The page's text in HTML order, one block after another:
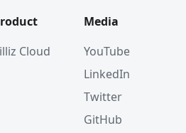
Cloud
Media
YouTube
LinkedIn
Twitter
GitHub